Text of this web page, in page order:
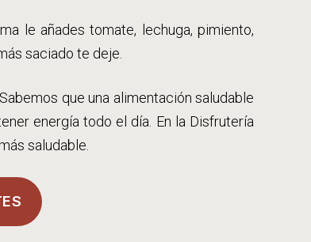
le añades tomate, lechuga, pimiento,
saciado te deje.
que una alimentación saludable
energía todo el día. En la Disfrutería
saludable.